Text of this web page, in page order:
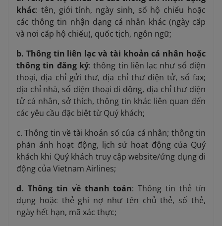
khác: tên, giới tính, ngày sinh, số hộ chiếu hoặc
các thông tin nhận dạng cá nhân khác (ngày cấp
và nơi cấp hộ chiếu), quốc tịch, ngôn ngữ;
b. Thông tin liên lạc và tài khoản cá nhân hoặc
thông tin đăng ký: thông tin liên lạc như số điện
thoại, địa chỉ gửi thư, địa chỉ thư điện tử, số fax;
địa chỉ nhà, số điện thoại di động, địa chỉ thư điện
tử cá nhân, sở thích, thông tin khác liên quan đến
các yêu cầu đặc biệt từ Quý khách;
c. Thông tin về tài khoản số của cá nhân; thông tin
phản ánh hoạt động, lịch sử hoạt động của Quý
khách khi Quý khách truy cập website/ứng dụng di
động của Vietnam Airlines;
d. Thông tin về thanh toán: Thông tin thẻ tín
dụng hoặc thẻ ghi nợ như tên chủ thẻ, số thẻ,
ngày hết hạn, mã xác thực;